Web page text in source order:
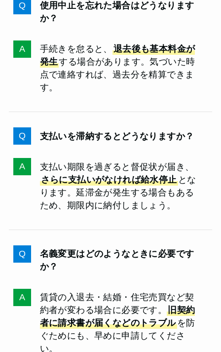
使用中止を忘れた場合はどうなります
か？
手続きを怠ると、 退去後も基本料金が
発生する場合があります。気づいた時
点で連絡すれば、過去分を精算できま
す。
支払いを滞納するとどうなりますか？
支払い期限を過ぎると督促状が届き、
さらに支払いがなければ給水停止とな
ります。延滞金が発生する場合もある
ため、期限内に納付しましょう。
名義変更はどのようなときに必要です
か？
賃貸の入退去・結婚・住宅売買など契
約者が変わる場合に必要です。旧契約
者に請求書が届くなどのトラブルを防
ぐためにも、早めに申請してくださ
い。